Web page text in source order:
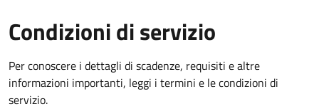
Condizioni di servizio
Per conoscere i dettagli di scadenze, requisiti e altre
informazioni importanti, leggi i termini e le condizioni di
servizio.